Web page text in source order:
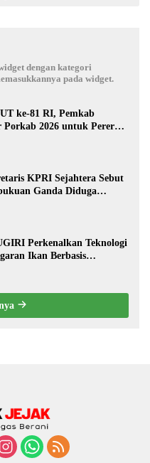
dengan kategori
pada widget.
ke-81 RI, Pemkab
Porkab 2026 untuk Pererat
KPRI Sejahtera Sebut
Ganda Diduga
Perkenalkan Teknologi
Ikan Berbasis